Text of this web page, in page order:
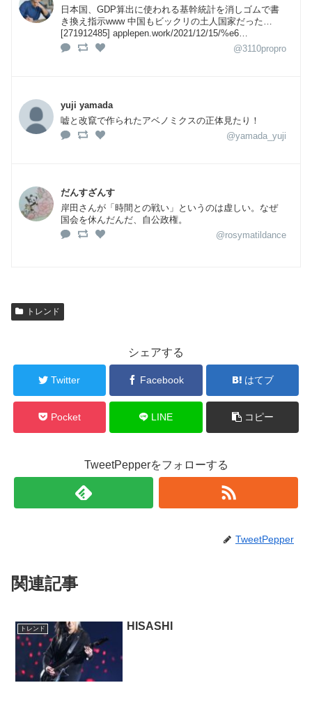
日本国、GDP算出に使われる基幹統計を消しゴムで書
き換え指示www 中国もビックリの土人国家だった…
[271912485] applepen.work/2021/12/15/%e6…
@3110propro
yuji yamada
嘘と改竄で作られたアベノミクスの正体見たり！
@yamada_yuji
だんすざんす
岸田さんが「時間との戦い」というのは虚しい。なぜ
国会を休んだんだ、自公政権。
@rosymatildance
トレンド
シェアする
Twitter Facebook はてブ
Pocket LINE コピー
TweetPepperをフォローする
TweetPepper
関連記事
トレンド HISASHI